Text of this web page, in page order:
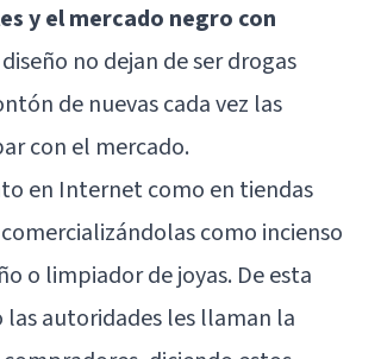
y el mercado negro con
no dejan de ser drogas
de nuevas cada vez las
con el mercado.
en Internet como en tiendas
como incienso
o limpiador de joyas. De esta
las autoridades les llaman la